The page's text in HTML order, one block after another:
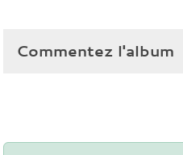
Commentez l'album